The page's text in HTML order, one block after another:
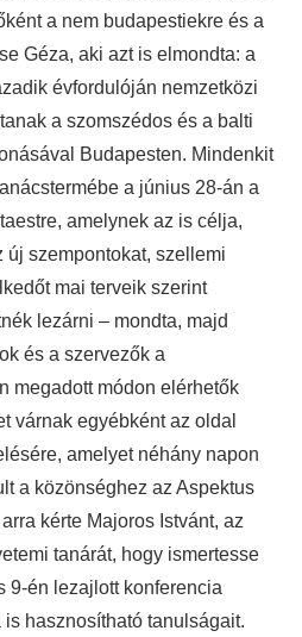
a nem budapestiekre és a
Géza, aki azt is elmondta: a
évfordulóján nemzetközi
a szomszédos és a balti
Budapesten. Mindenkit
a június 28-án a
amelynek az is célja,
új szempontokat, szellemi
mai terveik szerint
lezárni – mondta, majd
és a szervezők a
megadott módon elérhetők
várnak egyébként az oldal
amelyet néhány napon
a közönséghez az Aspektus
kérte Majoros Istvánt, az
tanárát, hogy ismertesse
9-én lezajlott konferencia
hasznosítható tanulságait.